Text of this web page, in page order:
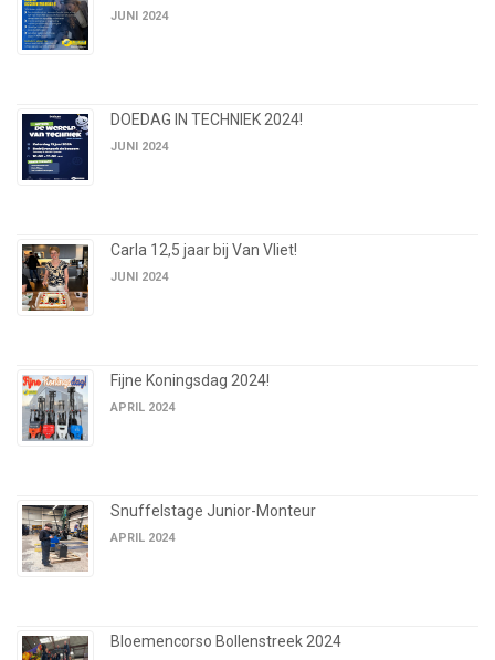
JUNI 2024
DOEDAG IN TECHNIEK 2024!
JUNI 2024
Carla 12,5 jaar bij Van Vliet!
JUNI 2024
Fijne Koningsdag 2024!
APRIL 2024
Snuffelstage Junior-Monteur
APRIL 2024
Bloemencorso Bollenstreek 2024